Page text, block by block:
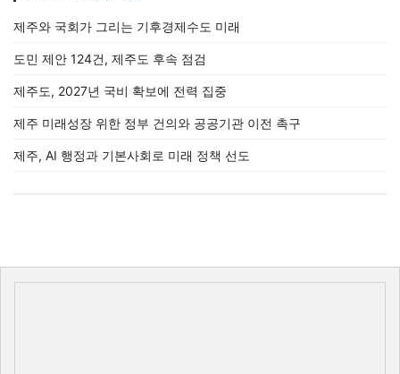
제주와 국회가 그리는 기후경제수도 미래
도민 제안 124건, 제주도 후속 점검
제주도, 2027년 국비 확보에 전력 집중
제주 미래성장 위한 정부 건의와 공공기관 이전 촉구
제주, AI 행정과 기본사회로 미래 정책 선도